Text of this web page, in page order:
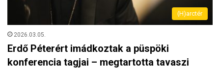
(H)arctér
2026.03.05.
Erdő Péterért imádkoztak a püspöki
konferencia tagjai – megtartotta tavaszi